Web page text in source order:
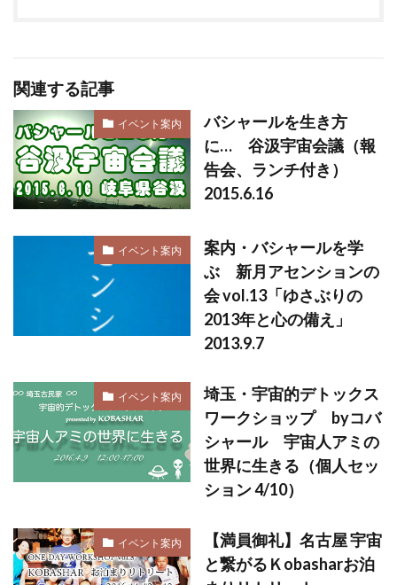
関連する記事
イベント案内
バシャールを生き方
に… 谷汲宇宙会議（報
告会、ランチ付き）
2015.6.16
イベント案内
案内・バシャールを学
ぶ 新月アセンションの
会 vol.13「ゆさぶりの
2013年と心の備え」
2013.9.7
イベント案内
埼玉・宇宙的デトックス
ワークショップ byコバ
シャール 宇宙人アミの
世界に生きる（個人セッ
ション 4/10）
イベント案内
【満員御礼】名古屋 宇宙
と繋がるＫobasharお泊